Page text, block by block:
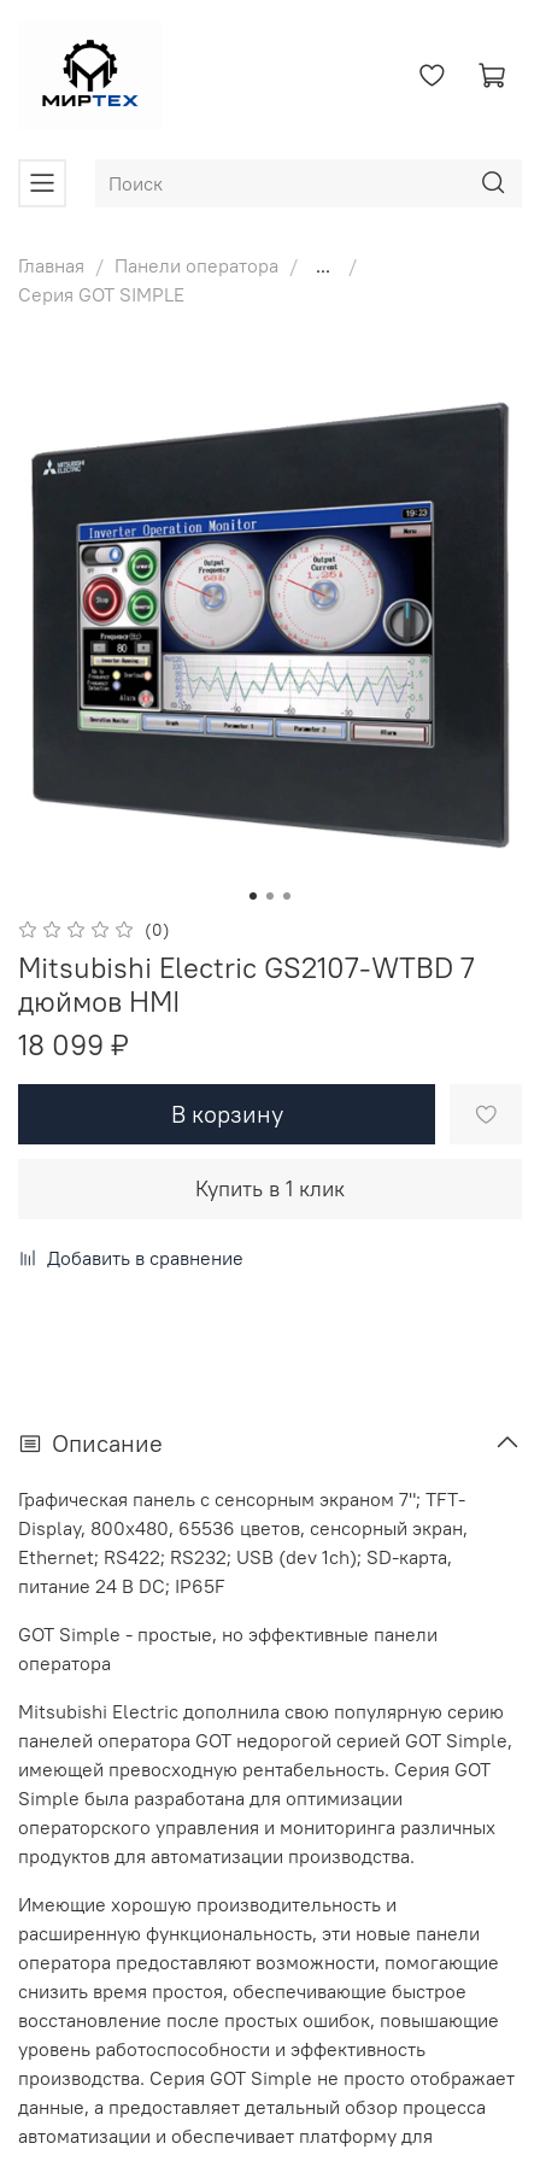
Главная Панели оператора
...
Серия GOT SIMPLE
(0)
Mitsubishi Electric GS2107-WTBD 7
дюймов HMI
18 099 ₽
В корзину
Купить в 1 клик
Добавить в сравнение
Описание
Графическая панель с сенсорным экраном 7"; TFT-
Display, 800x480, 65536 цветов, сенсорный экран,
Ethernet; RS422; RS232; USB (dev 1ch); SD-карта,
питание 24 B DC; IP65F
GOT Simple - простые, но эффективные панели
оператора
Mitsubishi Electric дополнила свою популярную серию
панелей оператора GOT недорогой серией GOT Simple,
имеющей превосходную рентабельность. Серия GOT
Simple была разработана для оптимизации
операторского управления и мониторинга различных
продуктов для автоматизации производства.
Имеющие хорошую производительность и
расширенную функциональность, эти новые панели
оператора предоставляют возможности, помогающие
снизить время простоя, обеспечивающие быстрое
восстановление после простых ошибок, повышающие
уровень работоспособности и эффективность
производства. Серия GOT Simple не просто отображает
данные, а предоставляет детальный обзор процесса
автоматизации и обеспечивает платформу для